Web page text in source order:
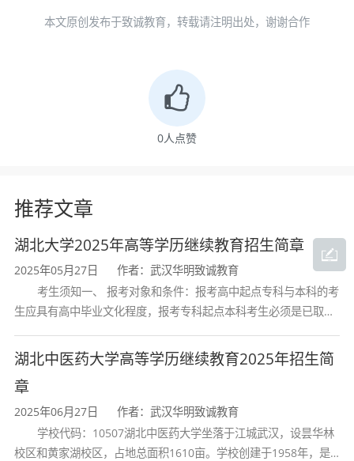
（四）报考高起本或高起专的考生应高级中等教
育学校毕业或者具有同等学历。报考专升本的考
列高等学校、高等教育自学考试机构颁发的专科
毕业证书、本科结业证书或以上证书的人员。
（五）符合下列条件1和条件2之一的考生，具备
高中毕业文化程度的，可申请免试进入成人高校
高中起点本、专科层次专业学习；具备大学专科
毕业文化程度的，可申请免试进入成人高校专科
起点本科层次专业学习；符合下列条件3和条件4
之一的考生，具备大学专科毕业文化程度的，可
本文原创发布于致诚教育，转载请注明出处，谢谢合作
0人点赞
推荐文章
湖北大学2025年高等学历继续教育招生简章
2025年05月27日
作者：武汉华明致诚教育
考生须知一、 报考对象和条件：报考高中起点专科与本科的考
生应具有高中毕业文化程度，报考专科起点本科考生必须是已取得
构颁发的大学专科毕业证书的人
湖北中医药大学高等学历继续教育2025年招生简
章
2025年06月27日
作者：武汉华明致诚教育
学校代码：10507湖北中医药大学坐落于江城武汉，设昙华林
校区和黄家湖校区，占地总面积1610亩。学校创建于1958年，是